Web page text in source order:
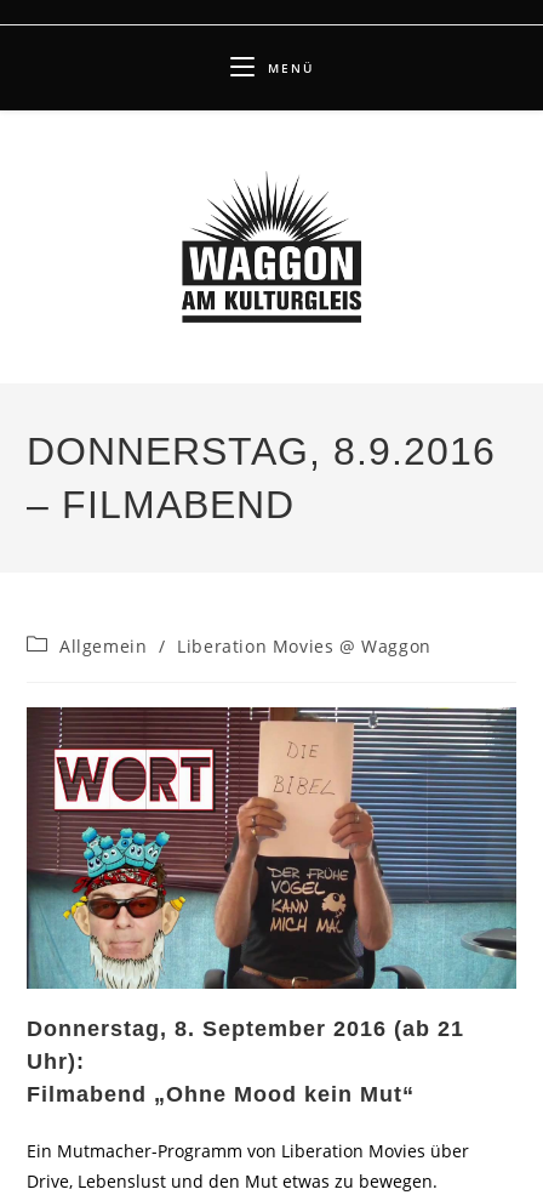
MENÜ
DONNERSTAG, 8.9.2016
– FILMABEND
Beitrags-
Allgemein / Liberation Movies @ Waggon
Donnerstag, 8. September 2016 (ab 21
Uhr):
Filmabend „Ohne Mood kein Mut“
Ein Mutmacher-Programm von Liberation Movies über
Drive, Lebenslust und den Mut etwas zu bewegen.